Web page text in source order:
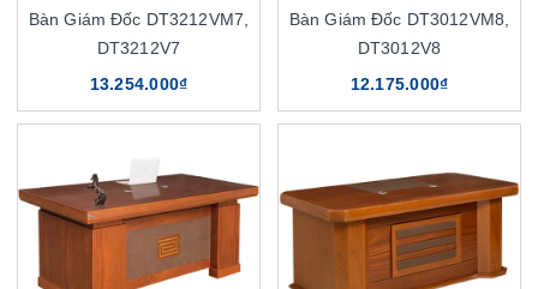
Bàn Giám Đốc DT3212VM7,
DT3212V7
13.254.000₫
Bàn Giám Đốc DT3012VM8,
DT3012V8
12.175.000₫